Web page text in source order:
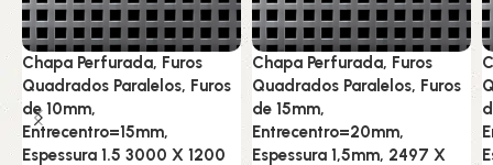
Chapa Perfurada, Furos
Quadrados Paralelos, Furos
de 10mm,
Entrecentro=15mm,
Espessura 1.5 3000 X 1200
Chapa Perfurada, Furos
Quadrados Paralelos, Furos
de 15mm,
Entrecentro=20mm,
Espessura 1,5mm, 2497 X